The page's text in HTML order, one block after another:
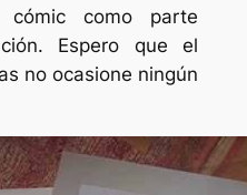
cómic como parte
Espero que el
no ocasione ningún